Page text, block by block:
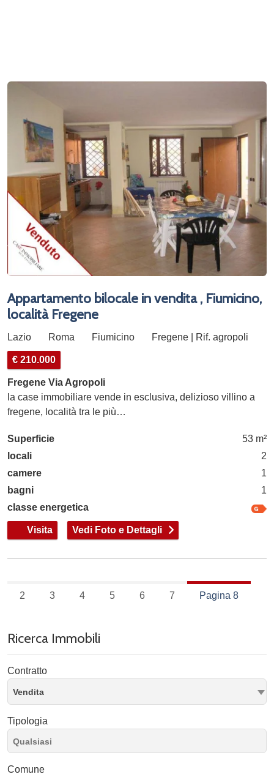
Appartamento bilocale in vendita , Fiumicino,
località Fregene
Lazio Roma Fiumicino Fregene | Rif. agropoli
€ 210.000
Fregene Via Agropoli
la case immobiliare vende in esclusiva, delizioso villino a
fregene, località tra le più…
Superficie
53 m²
locali
2
camere
1
bagni
1
classe energetica
Visita Vedi Foto e Dettagli
2 3 4 5 6 7 Pagina 8
Ricerca Immobili
Contratto
Vendita
Tipologia
Comune